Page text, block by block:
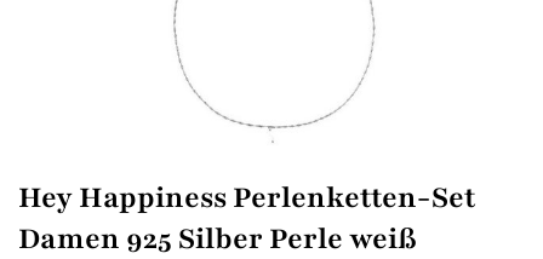
Hey Happiness Perlenketten-Set
Damen 925 Silber Perle weiß